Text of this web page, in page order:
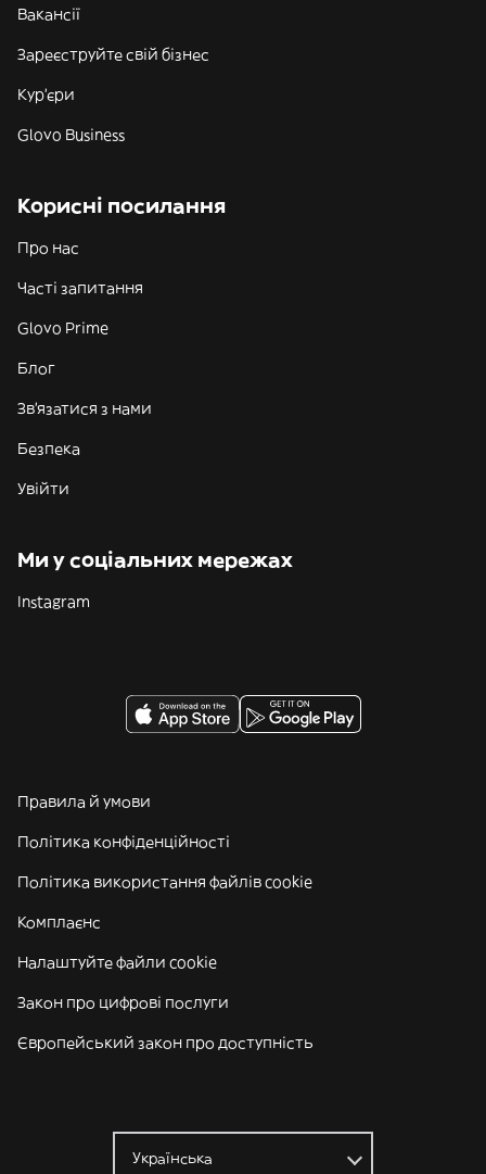
Вакансії
Зареєструйте свій бізнес
Кур'єри
Glovo Business
Корисні посилання
Про нас
Часті запитання
Glovo Prime
Блог
Зв'язатися з нами
Безпека
Увійти
Ми у соціальних мережах
Instagram
Правила й умови
Політика конфіденційності
Політика використання файлів cookie
Комплаєнс
Налаштуйте файли cookie
Закон про цифрові послуги
Європейський закон про доступність